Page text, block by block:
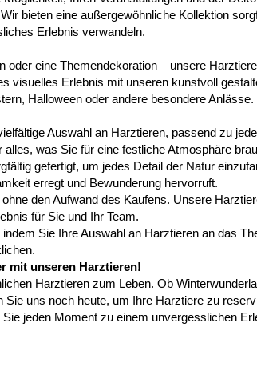
bieten eine außergewöhnliche Kollektion
Erlebnis verwandeln.
eine Themendekoration – unsere
visuelles Erlebnis mit unseren kunstvoll
Halloween oder andere besondere Anlässe.
Auswahl an Harztieren, passend zu
was Sie für eine festliche Atmosphäre
gefertigt, um jedes Detail der Natur
erregt und Bewunderung hervorruft.
den Aufwand des Kaufens. Unsere
für Sie und Ihr Team.
Sie Ihre Auswahl an Harztieren an das
mit unseren Harztieren!
Harztieren zum Leben. Ob
uns noch heute, um Ihre Harztiere zu
jeden Moment zu einem unvergesslichen